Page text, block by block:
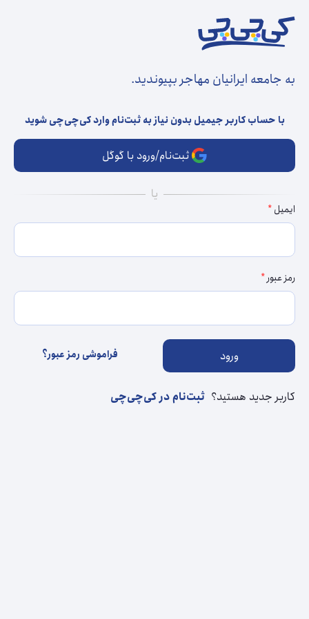
به جامعه ایرانیان مهاجر بپیوندید.
با حساب کاربر جیمیل بدون نیاز به ثبت‌نام وارد کی‌چی‌چی شوید
ثبت‌نام/ورود با گوگل
ایمیل
رمز عبور
ورود فراموشی رمز عبور؟
کاربر جدید هستید؟ ثبت‌نام در کی‌چی‌چی